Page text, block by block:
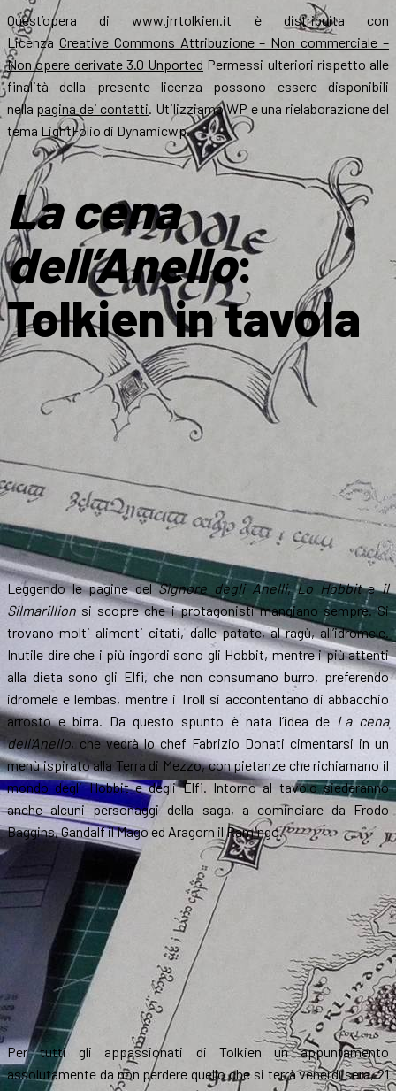
Quest’opera diwww.jrrtolkien.it è distribuita con
Licenza Creative Commons Attribuzione – Non commerciale –
Non opere derivate 3.0 Unported Permessi ulteriori rispetto alle
finalità della presente licenza possono essere disponibili
nella pagina dei contatti. Utilizziamo WP e una rielaborazione del
tema LightFolio di Dynamicwp.
La cena
dell’Anello:
Tolkien in tavola
Leggendo le pagine delSignore degli Anelli,Lo Hobbiteil
Silmarillion si scopre che i protagonisti mangiano sempre. Si
trovano molti alimenti citati, dalle patate, al ragù, all’idromele.
Inutile dire che i più ingordi sono gli Hobbit, mentre i più attenti
alla dieta sono gli Elfi, che non consumano burro, preferendo
idromele e lembas, mentre i Troll si accontentano di abbacchio
arrosto e birra. Da questo spunto è nata l’idea de La cena
dell’Anello, che vedrà lo chef Fabrizio Donati cimentarsi in un
menù ispirato alla Terra di Mezzo, con pietanze che richiamano il
mondo degli Hobbit e degli Elfi. Intorno al tavolo siederanno
anche alcuni personaggi della saga, a cominciare da Frodo
Baggins, Gandalf il Mago ed Aragorn il Ramingo.
Per tutti gli appassionati di Tolkien un appuntamento
assolutamente da non perdere quello che si terrà venerdì sera, 21